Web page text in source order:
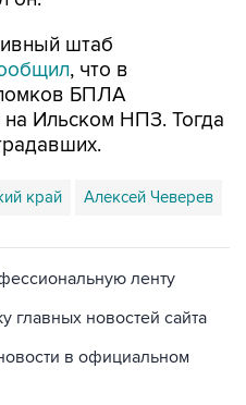
штаб
, что в
БПЛА
Ильском НПЗ. Тогда
край Алексей Чеверев
ленту
главных новостей сайта
в официальном